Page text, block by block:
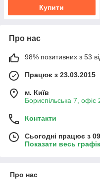
Купити
Про нас
98% позитивних з 53
Працює з 23.03.2015
м. Київ
Бориспільська 7, офіс
Контакти
Сьогодні працює з
Показати весь
Про нас